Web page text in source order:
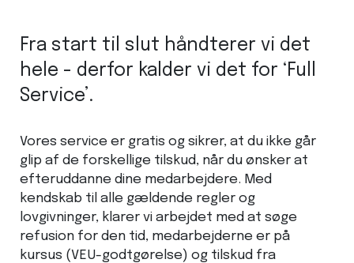
Fra start til slut håndterer vi det
hele - derfor kalder vi det for ‘Full
Service’.
Vores service er gratis og sikrer, at du ikke går
glip af de forskellige tilskud, når du ønsker at
efteruddanne dine medarbejdere. Med
kendskab til alle gældende regler og
lovgivninger, klarer vi arbejdet med at søge
refusion for den tid, medarbejderne er på
kursus (VEU-godtgørelse) og tilskud fra